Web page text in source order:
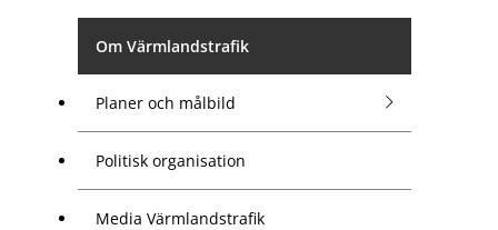
Om Värmlandstrafik
Planer och målbild
Politisk organisation
Media Värmlandstrafik